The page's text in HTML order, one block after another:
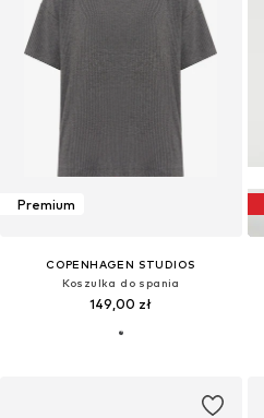
Premium
COPENHAGEN STUDIOS
Koszulka do spania
149,00 zł